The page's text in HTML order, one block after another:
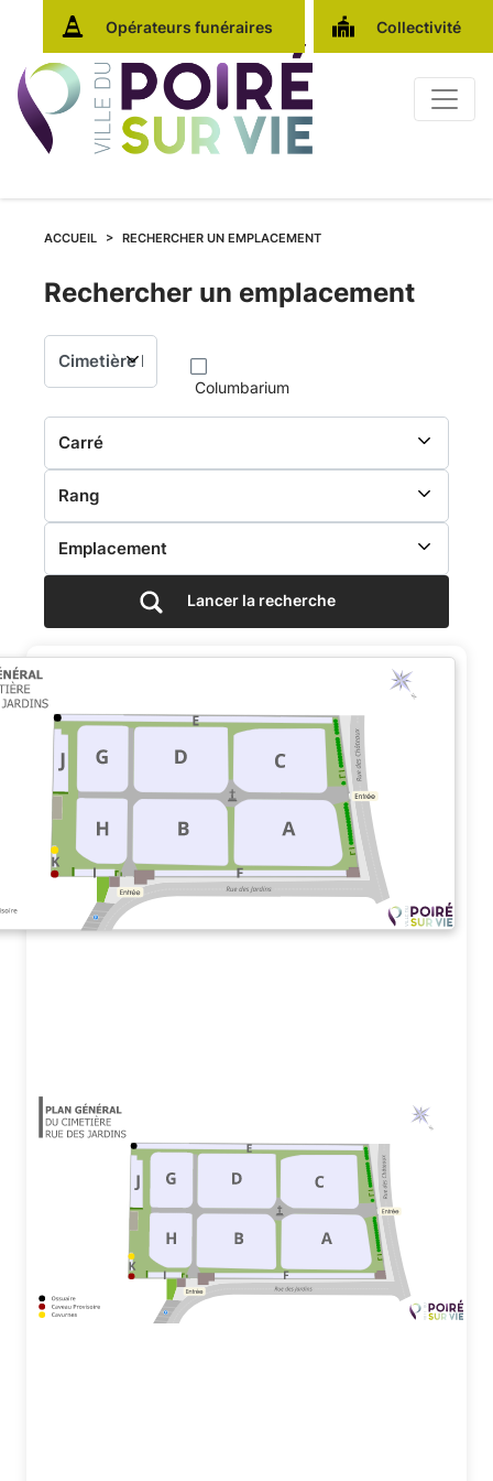
Opérateurs funéraires Collectivité
ACCUEIL RECHERCHER UN EMPLACEMENT
Rechercher
un
emplacement
au
cimetière
de
la
commune
de
LE
POIRE
SUR
VIE
et
informations
funéraires
Cimetière
Rechercher un emplacement
Columbarium
Lancer la recherche